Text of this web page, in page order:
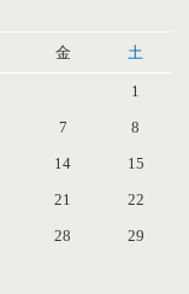
金 土
1
7
8
14
15
21
22
28
29